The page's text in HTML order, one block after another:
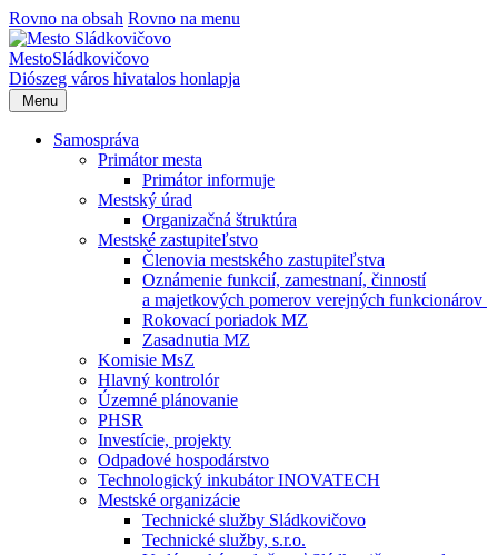
Rovno na obsah Rovno na menu
MestoSládkovičovo
Diószeg város hivatalos honlapja
Menu
Samospráva
Primátor mesta
Primátor informuje
Mestský úrad
Organizačná štruktúra
Mestské zastupiteľstvo
Členovia mestského zastupiteľstva
Oznámenie funkcií, zamestnaní, činností
a majetkových pomerov verejných funkcionárov
Rokovací poriadok MZ
Zasadnutia MZ
Komisie MsZ
Hlavný kontrolór
Územné plánovanie
PHSR
Investície, projekty
Odpadové hospodárstvo
Technologický inkubátor INOVATECH
Mestské organizácie
Technické služby Sládkovičovo
Technické služby, s.r.o.